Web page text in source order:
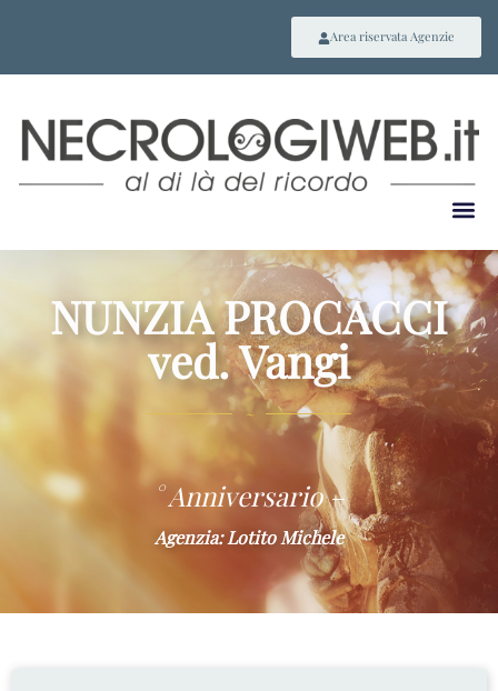
Area riservata Agenzie
NUNZIA PROCACCI
ved. Vangi
~
° Anniversario –
Agenzia: Lotito Michele